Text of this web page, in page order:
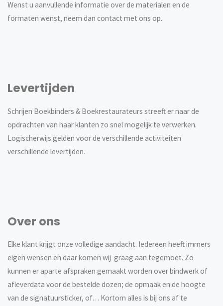
Wenst u aanvullende informatie over de materialen en de
formaten wenst, neem dan contact met ons op.
Levertijden
Schrijen Boekbinders & Boekrestaurateurs streeft er naar de
opdrachten van haar klanten zo snel mogelijk te verwerken.
Logischerwijs gelden voor de verschillende activiteiten
verschillende levertijden.
Over ons
Elke klant krijgt onze volledige aandacht. Iedereen heeft immers
eigen wensen en daar komen wij graag aan tegemoet. Zo
kunnen er aparte afspraken gemaakt worden over bindwerk of
afleverdata voor de bestelde dozen; de opmaak en de hoogte
van de signatuursticker, of… Kortom alles is bij ons af te